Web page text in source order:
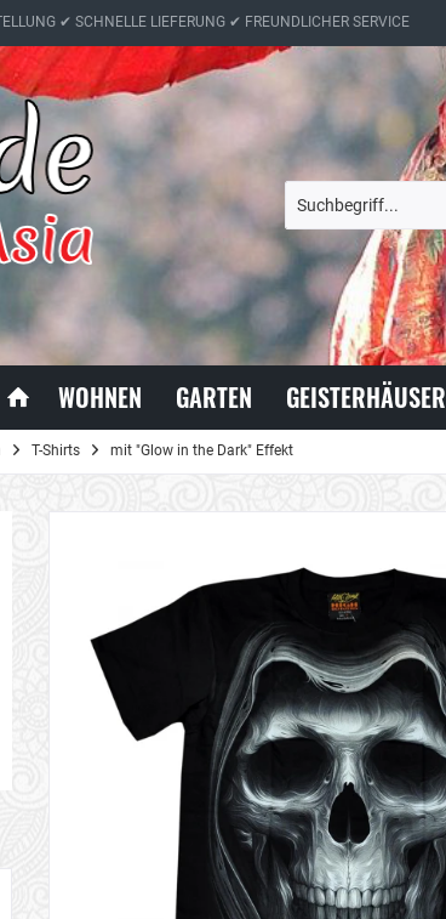
✔ SCHNELLE LIEFERUNG ✔ FREUNDLICHER SERVICE
WOHNEN GARTEN GEISTERHÄUSER
T-Shirts mit "Glow in the Dark" Effekt